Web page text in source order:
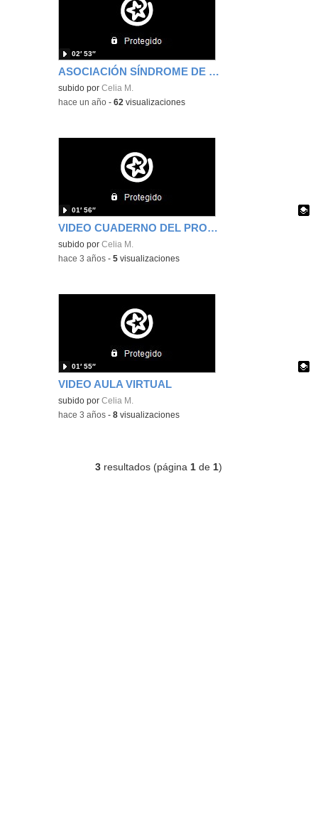
ASOCIACIÓN SÍNDROME DE RETT
subido porCelia M.
02′ 53″
-hace un año -62 visualizaciones
VIDEO CUADERNO DEL PROFESOR
Contenido educativo.
subido porCelia M.
01′ 56″
-hace 3 años -5 visualizaciones
VIDEO AULA VIRTUAL
Contenido educativo.
subido porCelia M.
01′ 55″
-hace 3 años -8 visualizaciones
3 resultados (página 1 de 1)